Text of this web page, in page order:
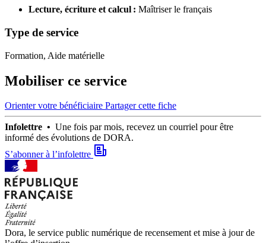
Lecture, écriture et calcul : Maîtriser le français
Type de service
Formation, Aide matérielle
Mobiliser ce service
Orienter votre bénéficiaire Partager cette fiche
Infolettre • Une fois par mois, recevez un courriel pour être
informé des évolutions de DORA.
S’abonner à l’infolettre
Dora, le service public numérique de recensement et mise à jour de